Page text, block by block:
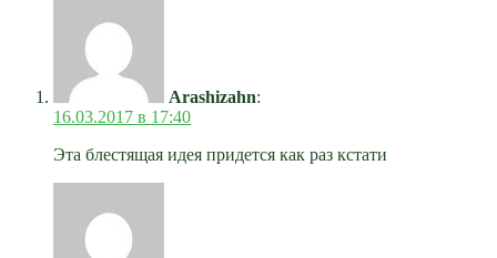
Arashizahn:
16.03.2017 в 17:40
Эта блестящая идея придется как раз кстати